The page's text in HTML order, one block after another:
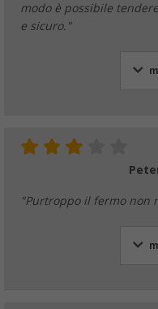
modo è possibile
e sicuro."
"Purtroppo il fermo non